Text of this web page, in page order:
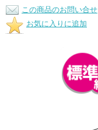
この商品のお問い合せ
お気に入りに追加